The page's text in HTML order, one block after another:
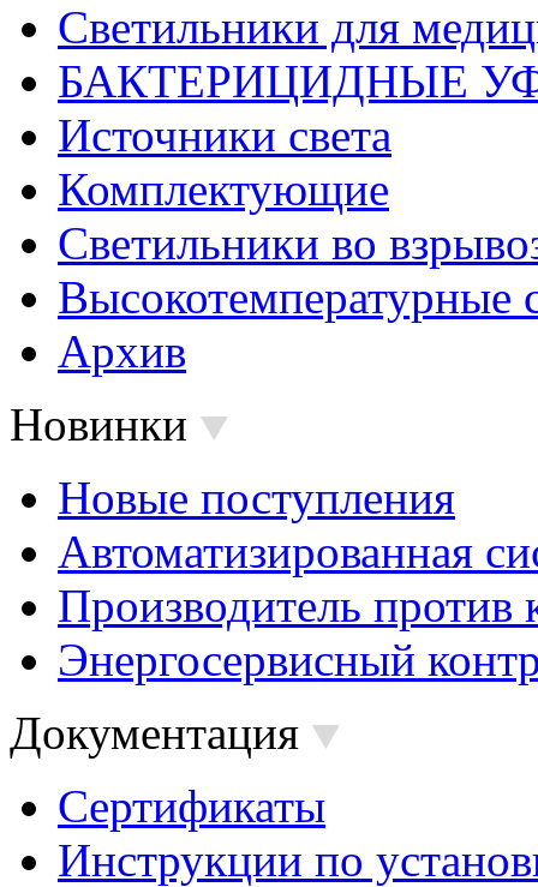
Светильники для
БАКТЕРИЦИДНЫЕ
Источники света
Комплектующие
Светильники во
Высокотемпературные
Архив
Новинки
Новые поступления
Автоматизированная
Производитель против
Энергосервисный
Документация
Сертификаты
Инструкции по